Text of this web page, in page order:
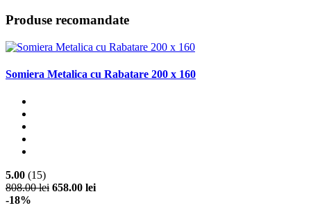
Produse recomandate
Somiera Metalica cu Rabatare 200 x 160
5.00 (15)
808.00 lei 658.00 lei
-18%